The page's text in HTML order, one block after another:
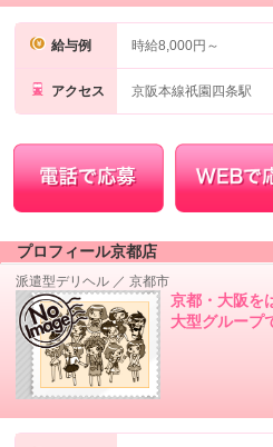
給与例 時給8,000円～
アクセス 京阪本線祇園四条駅
プロフィール京都店
派遣型デリヘル ／京都市
京都・大阪を
大型グループ